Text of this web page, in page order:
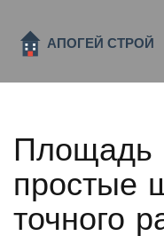
Площадь
простые
точного